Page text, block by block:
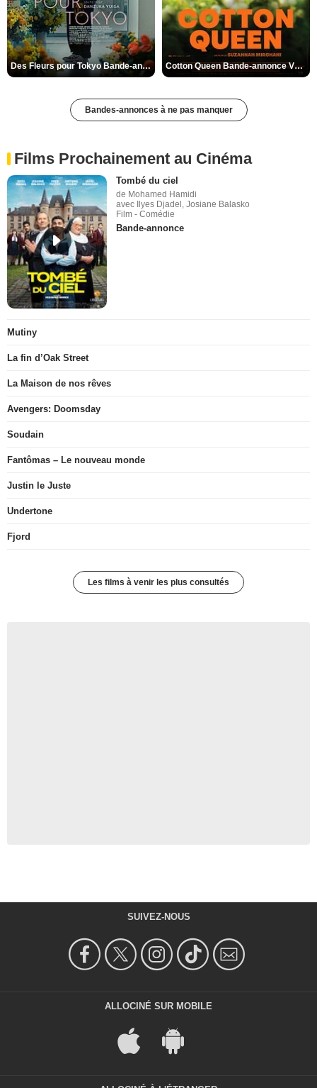
Des Fleurs pour Tokyo Bande-annonce VO STFR Cotton Queen Bande-annonce VO STFR
Bandes-annonces à ne pas manquer
Films Prochainement au Cinéma
Tombé du ciel
de Mohamed Hamidi
avec Ilyes Djadel, Josiane Balasko
Film - Comédie
Bande-annonce
Mutiny
La fin d’Oak Street
La Maison de nos rêves
Avengers: Doomsday
Soudain
Fantômas – Le nouveau monde
Justin le Juste
Undertone
Fjord
Les films à venir les plus consultés
SUIVEZ-NOUS
ALLOCINÉ SUR MOBILE